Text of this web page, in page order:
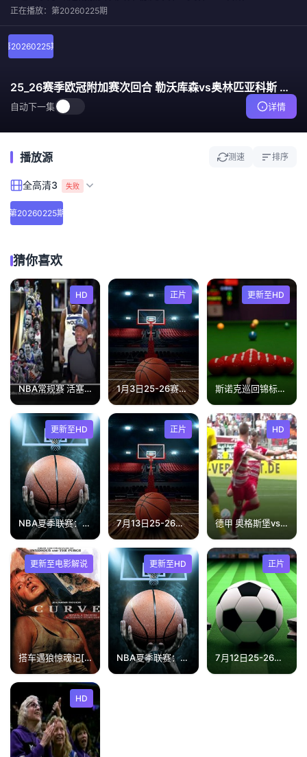
正在播放：第20260225期
第20260225期
25_26赛季欧冠附加赛次回合 勒沃库森vs奥林匹亚科斯第
自动下一集 详情
播放源 测速 排序
全高清3 失败
第20260225期
猜你喜欢
HD
NBA常规赛 活塞VS骑士 20231118
正片
1月3日25-26赛季NBA常规赛 老鹰VS尼克斯
更新至HD
斯诺克巡回锦标赛半决赛第二阶段：特鲁姆普VS罗伯逊
更新至HD
NBA夏季联赛：火箭VS猛龙20260712
正片
7月13日25-26赛季BIG3 迈阿密305VS休斯顿铁钻
HD
德甲 奥格斯堡vs多特蒙德 (沈云怡、秦游夏) 20230521
更新至电影解说
搭车遇狼惊魂记[电影解说]
更新至HD
NBA夏季联赛：老鹰VS凯尔特人20260714
正片
7月12日25-26赛季贵州村超 色边村足球队VS富民村足球队
HD